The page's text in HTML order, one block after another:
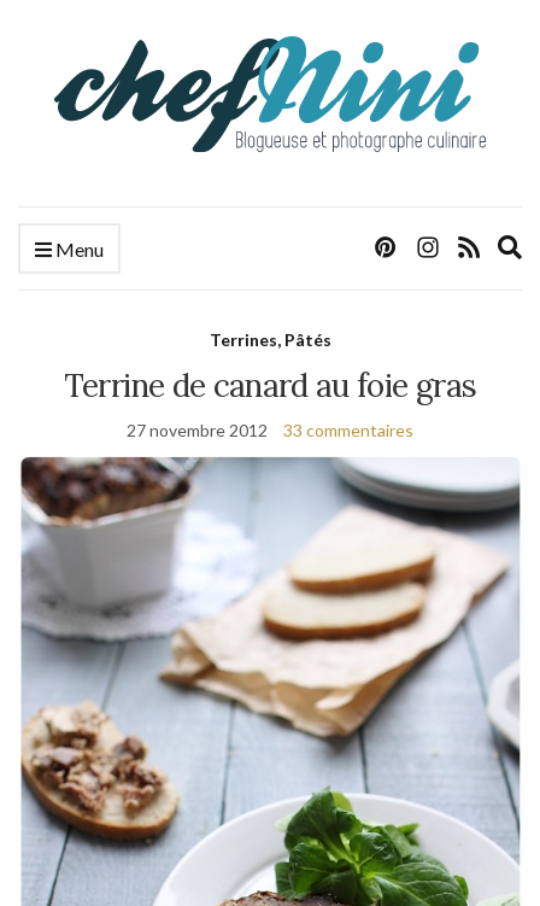
Menu
Terrines, Pâtés
Terrine de canard au foie gras
27 novembre 2012 33 commentaires